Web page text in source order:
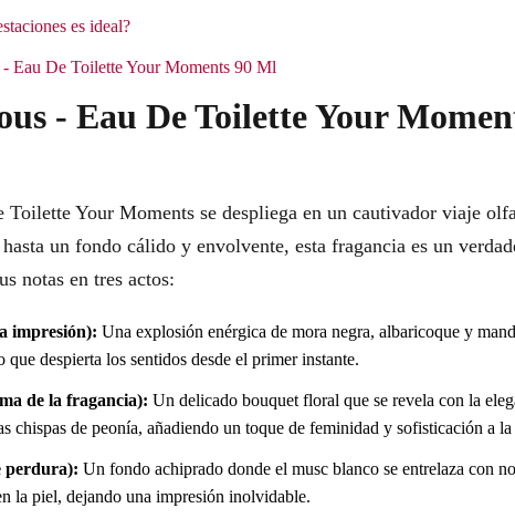
es ideal?
- Eau De Toilette Your Moments 90 Ml
- Eau De Toilette Your
Toilette Your Moments se despliega en un cautivador viaje
un fondo cálido y envolvente, esta fragancia es un
notas en tres actos:
impresión): Una explosión enérgica de mora negra, albaricoque y
que despierta los sentidos desde el primer instante.
de la fragancia): Un delicado bouquet floral que se revela con la
chispas de peonía, añadiendo un toque de feminidad y sofisticación a
perdura): Un fondo achiprado donde el musc blanco se entrelaza con
la piel, dejando una impresión inolvidable.